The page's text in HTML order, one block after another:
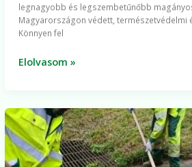
legnagyobb és legszembetűnőbb
Magyarországon védett, természetvédelmi
Könnyen fel
Elolvasom »
A
hétvégi
viharok